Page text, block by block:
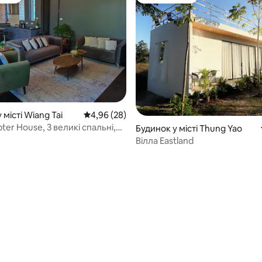
відгуки: 10
Wiang Tai Середня оцінка: 4,96 з 5, відгуки: 28
4,96 (28)
House, 3 великі спальні,
Будинок у місті Thung Yao
Вілла Eastland